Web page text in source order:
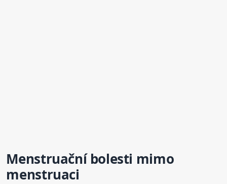
Menstruační bolesti mimo
menstruaci